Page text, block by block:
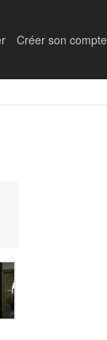
Créer son compte